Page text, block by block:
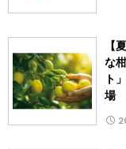
【
な
ト
場